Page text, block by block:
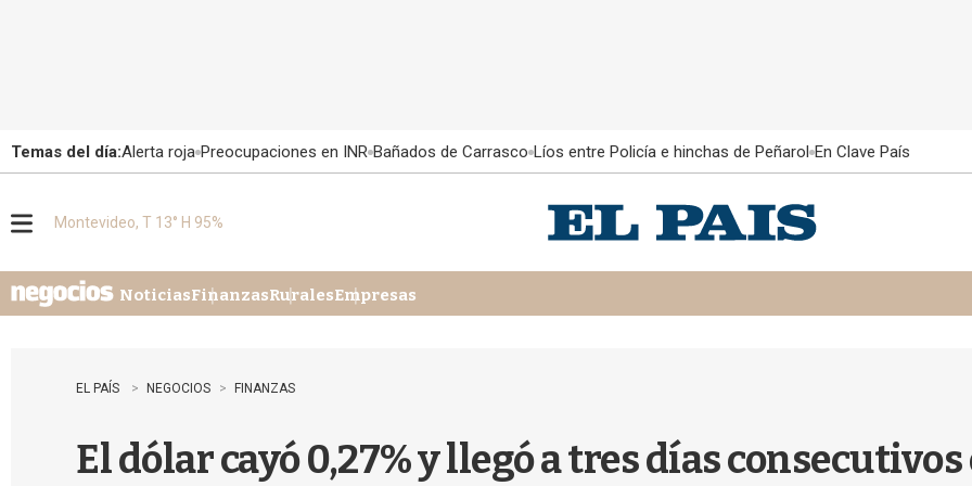
Temas del día:Alerta roja Preocupaciones en INR Bañados de Carrasco Líos entre Policía e hinchas de Peñarol En Clave País
u
Montevideo, T 13° H 95%
NoticiasFinanzasRuralesEmpresas
EL PAÍS NEGOCIOS FINANZAS
El dólar cayó 0,27% y llegó a tres días